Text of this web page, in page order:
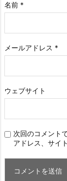
名前 *
メールアドレス *
ウェブサイト
次回のコメント
アドレス、サイ